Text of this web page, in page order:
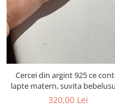
Cercei din argint 925 ce
lapte matern, suvita
numele si bucati din cordonul
ombilical
320,00 Lei